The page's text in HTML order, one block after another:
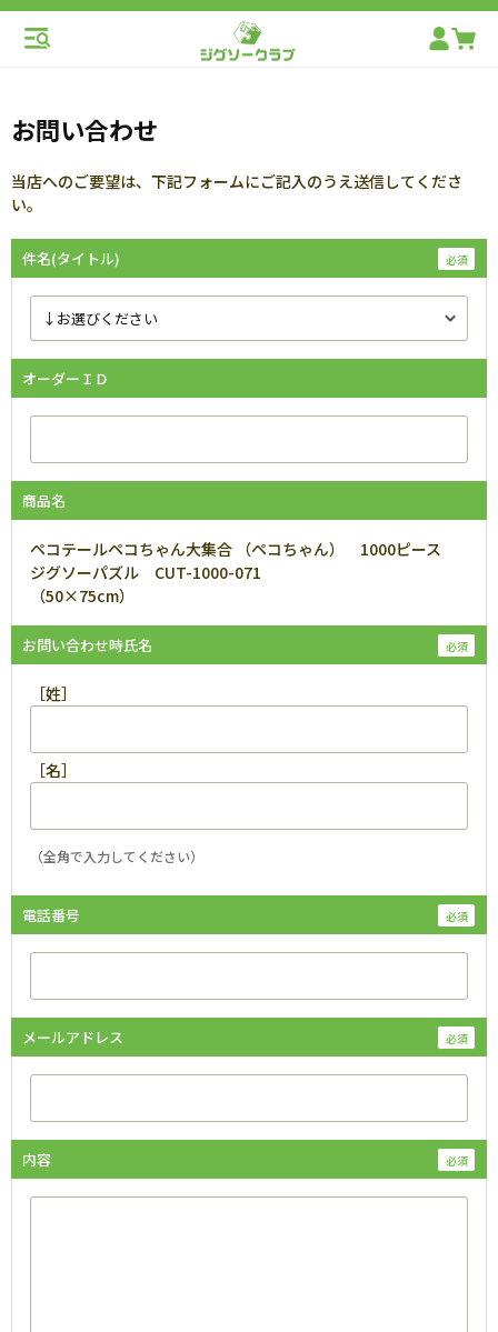
お問い合わせ
当店へのご要望は、下記フォームにご記入のうえ送信してくださ
い。
件名(タイトル)
オーダーＩＤ
商品名
ペコテールペコちゃん大集合 （ペコちゃん） 1000ピース
ジグソーパズル CUT-1000-071
（50×75cm）
お問い合わせ時氏名
［姓］
［名］
（全角で入力してください）
電話番号
メールアドレス
内容